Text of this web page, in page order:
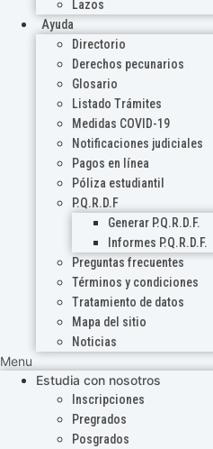
Lazos
Ayuda
Directorio
Derechos pecunarios
Glosario
Listado Trámites
Medidas COVID-19
Notificaciones judiciales
Pagos en línea
Póliza estudiantil
P.Q.R.D.F
Generar P.Q.R.D.F.
Informes P.Q.R.D.F.
Preguntas frecuentes
Términos y condiciones
Tratamiento de datos
Mapa del sitio
Noticias
Menu
Estudia con nosotros
Inscripciones
Pregrados
Posgrados